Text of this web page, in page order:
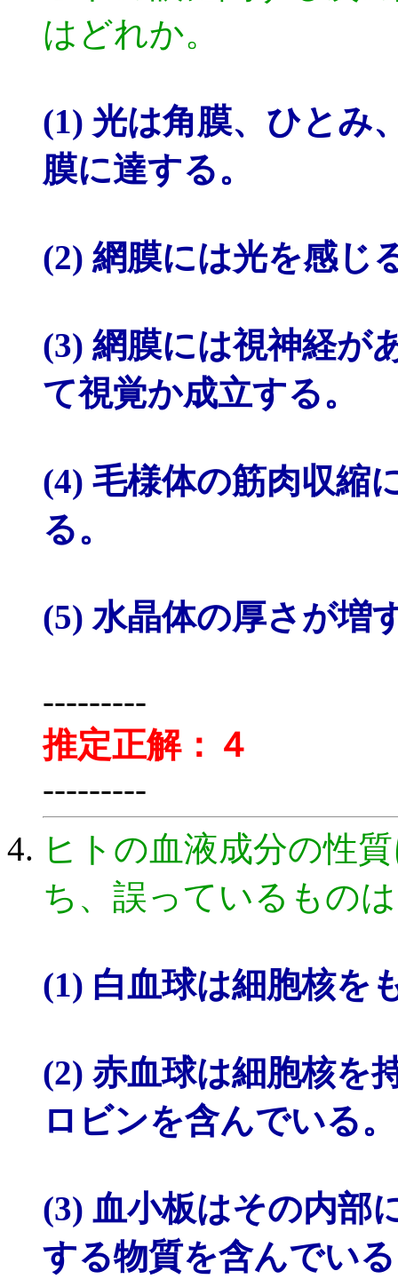
はどれか。
(1) 光は角膜、ひとみ
膜に達する。
(2) 網膜には光を感じ
(3) 網膜には視神経が
て視覚か成立する。
(4) 毛様体の筋肉収縮
る。
(5) 水晶体の厚さが増
---------
推定正解：４
---------
ヒトの血液成分の性
ち、誤っているもの
(1) 白血球は細胞核を
(2) 赤血球は細胞核を
ロビンを含んでいる。
(3) 血小板はその内部
する物質を含んでい